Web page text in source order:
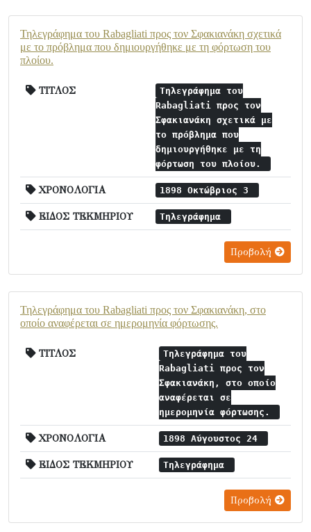
Τηλεγράφημα του Rabagliati προς τον Σφακιανάκη σχετικά
με το πρόβλημα που δημιουργήθηκε με τη φόρτωση του
πλοίου.
ΤΙΤΛΟΣ
Τηλεγράφημα του
Rabagliati προς τον
Σφακιανάκη σχετικά με
το πρόβλημα που
δημιουργήθηκε με τη
φόρτωση του πλοίου.
ΧΡΟΝΟΛΟΓΙΑ 1898 Οκτώβριος 3
ΕΙΔΟΣ ΤΕΚΜΗΡΙΟΥ Τηλεγράφημα
Προβολή
Τηλεγράφημα του Rabagliati προς τον Σφακιανάκη, στο
οποίο αναφέρεται σε ημερομηνία φόρτωσης.
ΤΙΤΛΟΣ
Τηλεγράφημα του
Rabagliati προς τον
Σφακιανάκη, στο οποίο
αναφέρεται σε
ημερομηνία φόρτωσης.
ΧΡΟΝΟΛΟΓΙΑ 1898 Αύγουστος 24
ΕΙΔΟΣ ΤΕΚΜΗΡΙΟΥ Τηλεγράφημα
Προβολή